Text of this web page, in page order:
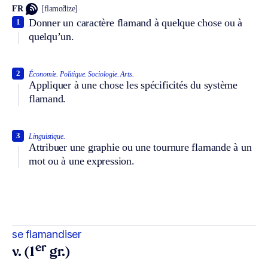
FR [flamɑ̃dize]
Donner un caractère flamand à quelque chose ou à
quelqu’un.
1
Économie. Politique. Sociologie. Arts.
Appliquer à une chose les spécificités du système
flamand.
2
Linguistique.
Attribuer une graphie ou une tournure flamande à un
mot ou à une expression.
3
se flamandiser
v. (1er gr.)